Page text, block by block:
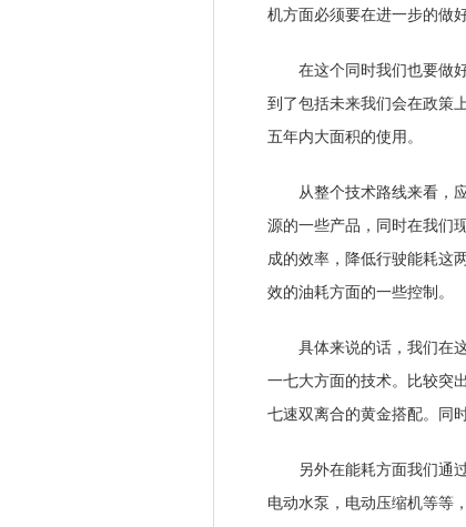
机方面必须要在进一步的做
在这个同时我们也要做好
到了包括未来我们会在政策
五年内大面积的使用。
从整个技术路线来看，应
源的一些产品，同时在我们
成的效率，降低行驶能耗这
效的油耗方面的一些控制。
具体来说的话，我们在这
一七大方面的技术。比较突
七速双离合的黄金搭配。同
另外在能耗方面我们通过
电动水泵，电动压缩机等等